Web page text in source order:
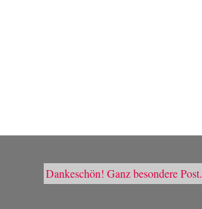
Dankeschön! Ganz besondere Post.